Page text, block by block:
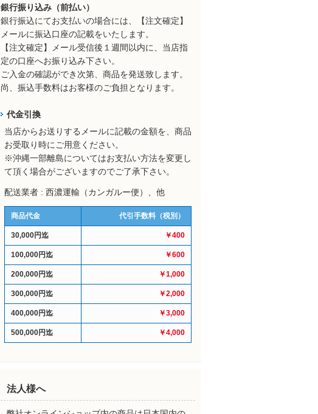
銀行振り込み（前払い）
銀行振込にてお支払いの場合には、【注文確定】
メールに振込口座の記載をいたします。
【注文確定】メール受信後１週間以内に、当店指
定の口座へお振り込み下さい。
ご入金の確認ができ次第、商品を発送致します。
尚、振込手数料はお客様のご負担となります。
代金引換
当店からお送りするメールに記載の金額を、商品
お受取り時にご用意ください。
※沖縄一部離島についてはお支払い方法を変更し
て頂く場合がございますのでご了承下さい。
配送業者 : 西濃運輸（カンガルー便）、他
商品代金 代引手数料（税別）
30,000円迄 ￥400
100,000円迄 ￥600
200,000円迄 ￥1,000
300,000円迄 ￥2,000
400,000円迄 ￥3,000
500,000円迄 ￥4,000
法人様へ